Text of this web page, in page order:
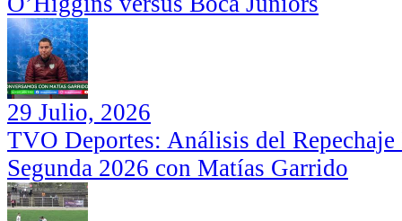
29 Julio, 2026
TVO Deportes: Análisis del
Segunda 2026 con Matías Garrido